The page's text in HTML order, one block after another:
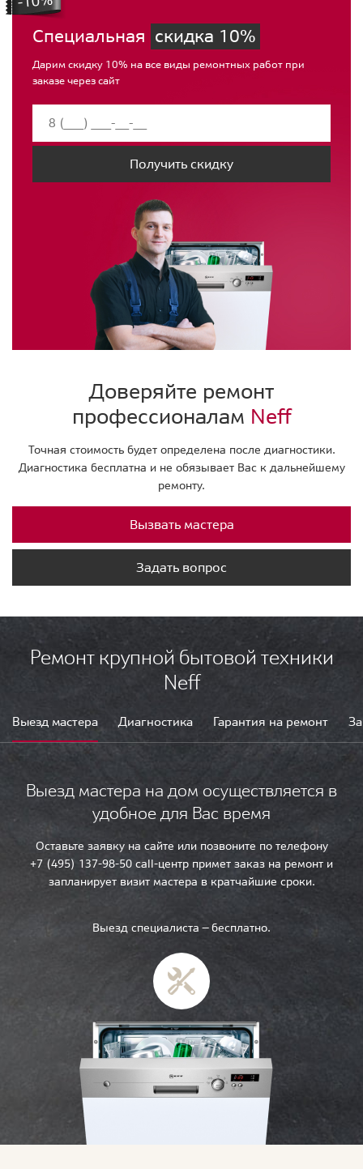
Специальная скидка 10%
Дарим скидку 10% на все виды ремонтных работ при
заказе через сайт
Получить скидку
Доверяйте ремонт
профессионалам Neff
Точная стоимость будет определена после диагностики.
Диагностика бесплатна и не обязывает Вас к дальнейшему
ремонту.
Вызвать мастера
Задать вопрос
Ремонт крупной бытовой техники
Neff
Выезд мастера Диагностика Гарантия на ремонт
Выезд мастера на дом осуществляется в
удобное для Вас время
Оставьте заявку на сайте или позвоните по телефону
+7 (495) 137-98-50 call-центр примет заказ на ремонт и
запланирует визит мастера в кратчайшие сроки.
Выезд специалиста — бесплатно.